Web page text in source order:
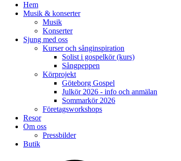
Hem
Musik & konserter
Musik
Konserter
Sjung med oss
Kurser och sånginspiration
Solist i gospelkör (kurs)
Sångpeppen
Körprojekt
Göteborg Gospel
Julkör 2026 - info och anmälan
Sommarkör 2026
Företagsworkshops
Resor
Om oss
Pressbilder
Butik